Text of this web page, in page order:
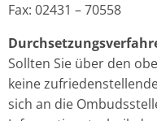
Fax: 02431 – 70558
Sollten Sie über den
keine
sich an die